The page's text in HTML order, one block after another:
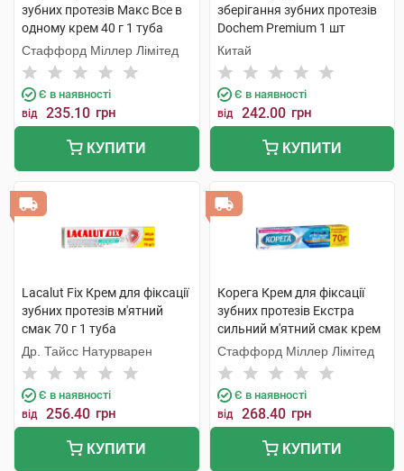
зубних протезів Макс Все в
одному крем 40 г 1 туба
Стаффорд Міллер Лімітед
Є в наявності
від 235.10 грн
КУПИТИ
зберігання зубних протезів
Dochem Premium 1 шт
Китай
Є в наявності
від 242.00 грн
КУПИТИ
Lacalut Fix Крем для фіксації
зубних протезів м'ятний
смак 70 г 1 туба
Др. Тайсс Натурварен
Є в наявності
від 256.40 грн
КУПИТИ
Корега Крем для фіксації
зубних протезів Екстра
сильний м'ятний смак крем
70 г 1 шт
Стаффорд Міллер Лімітед
Є в наявності
від 268.40 грн
КУПИТИ